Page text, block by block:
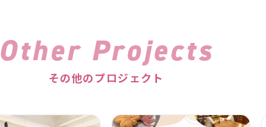
Other Projects
その他のプロジェクト